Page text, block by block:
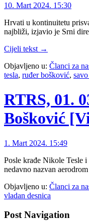
10. Mart 2024. 15:30
Hrvati u kontinuitetu
najbliži, izjavio je Srni
Cijeli tekst →
Objavljeno u: Članci za
tesla, ruđer bošković,
RTRS, 01.
Bošković
1. Mart 2024. 15:49
Posle krađe Nikole Tesle
nedavno nazvan
Objavljeno u: Članci za
vladan desnica
Post Navigation